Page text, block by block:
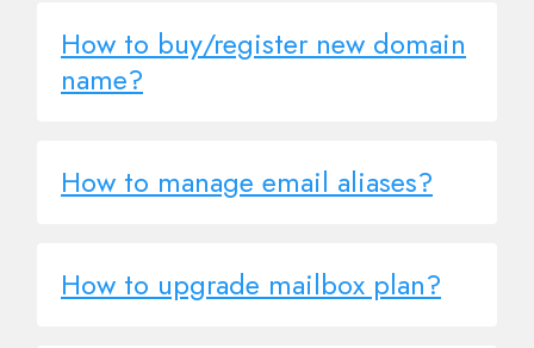
How to buy/register new domain
name?
How to manage email aliases?
How to upgrade mailbox plan?